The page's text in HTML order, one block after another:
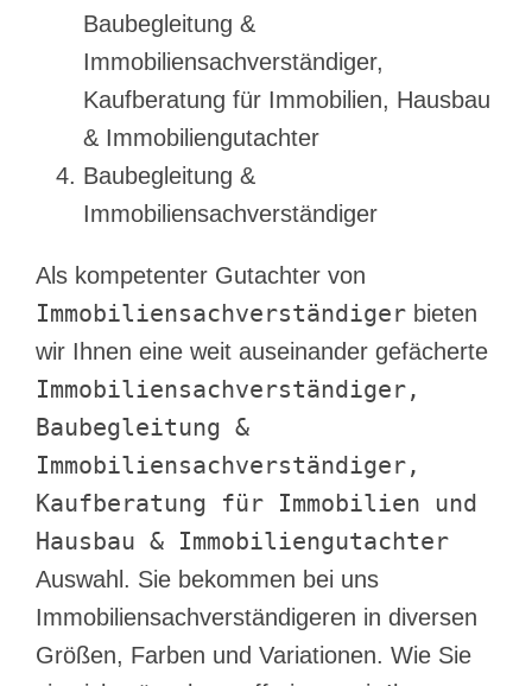
Baubegleitung &
Immobiliensachverständiger,
Kaufberatung für Immobilien, Hausbau
& Immobiliengutachter
Baubegleitung &
Immobiliensachverständiger
Als kompetenter Gutachter von
Immobiliensachverständiger bieten
wir Ihnen eine weit auseinander gefächerte
Immobiliensachverständiger,
Baubegleitung &
Immobiliensachverständiger,
Kaufberatung für Immobilien und
Hausbau & Immobiliengutachter
Auswahl. Sie bekommen bei uns
Immobiliensachverständigeren in diversen
Größen, Farben und Variationen. Wie Sie